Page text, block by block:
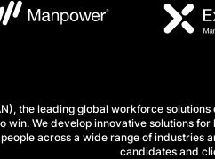
the leading global workforce
win. We develop innovative solutions
across a wide range of industries
candidates and